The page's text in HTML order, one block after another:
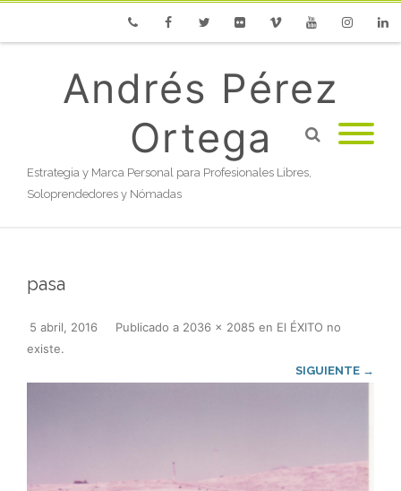
Andrés Pérez
Ortega
Estrategia y Marca Personal para Profesionales Libres,
Soloprendedores y Nómadas
pasa
Publicado
5 abril, 2016 a 2036 × 2085 en El ÉXITO no
existe.
SIGUIENTE →